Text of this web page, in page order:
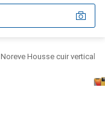
Noreve Housse cuir vertical